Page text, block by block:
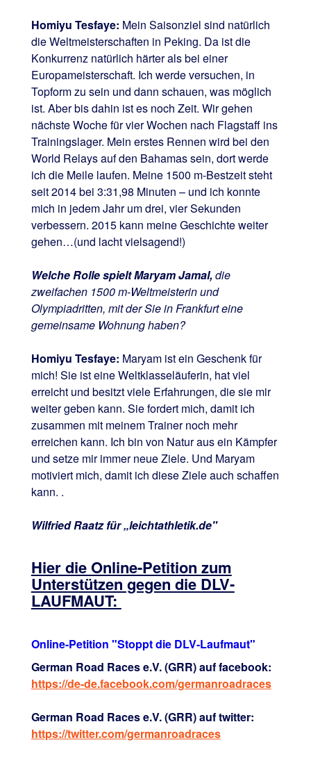
Homiyu Tesfaye: Mein Saisonziel sind natürlich
die Weltmeisterschaften in Peking. Da ist die
Konkurrenz natürlich härter als bei einer
Europameisterschaft. Ich werde versuchen, in
Topform zu sein und dann schauen, was möglich
ist. Aber bis dahin ist es noch Zeit. Wir gehen
nächste Woche für vier Wochen nach Flagstaff ins
Trainingslager. Mein erstes Rennen wird bei den
World Relays auf den Bahamas sein, dort werde
ich die Meile laufen. Meine 1500 m-Bestzeit steht
seit 2014 bei 3:31,98 Minuten – und ich konnte
mich in jedem Jahr um drei, vier Sekunden
verbessern. 2015 kann meine Geschichte weiter
gehen…(und lacht vielsagend!)
Welche Rolle spielt Maryam Jamal,die
zweifachen 1500 m-Weltmeisterin und
Olympiadritten, mit der Sie in Frankfurt eine
gemeinsame Wohnung haben?
Homiyu Tesfaye: Maryam ist ein Geschenk für
mich! Sie ist eine Weltklasseläuferin, hat viel
erreicht und besitzt viele Erfahrungen, die sie mir
weiter geben kann. Sie fordert mich, damit ich
zusammen mit meinem Trainer noch mehr
erreichen kann. Ich bin von Natur aus ein Kämpfer
und setze mir immer neue Ziele. Und Maryam
motiviert mich, damit ich diese Ziele auch schaffen
kann. .
Wilfried Raatz für „leichtathletik.de"
Hier die Online-Petition zum
Unterstützen gegen die DLV-
LAUFMAUT:
Online-Petition "Stoppt die DLV-Laufmaut"
German Road Races e.V. (GRR) auf facebook:
https://de-de.facebook.com/germanroadraces
German Road Races e.V. (GRR) auf twitter:
https://twitter.com/germanroadraces